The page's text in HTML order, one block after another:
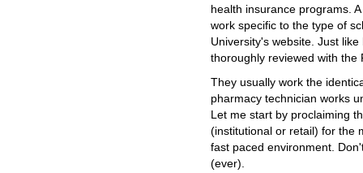
health insurance programs.
work specific to the type of
University's website. Just
thoroughly reviewed with the
They usually work the
pharmacy technician works
Let me start by proclaiming
(institutional or retail) for the
fast paced environment.
(ever).